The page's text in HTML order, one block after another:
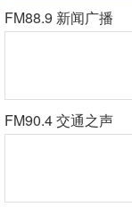
FM88.9 新闻广播
FM90.4 交通之声